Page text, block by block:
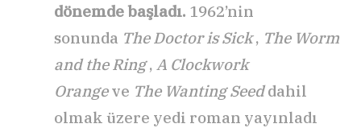
dönemde başladı. 1962’nin
sonunda The Doctor is Sick, The Worm
and the Ring, A Clockwork
Orangeve The Wanting Seeddahil
olmak üzere yedi roman yayınladı